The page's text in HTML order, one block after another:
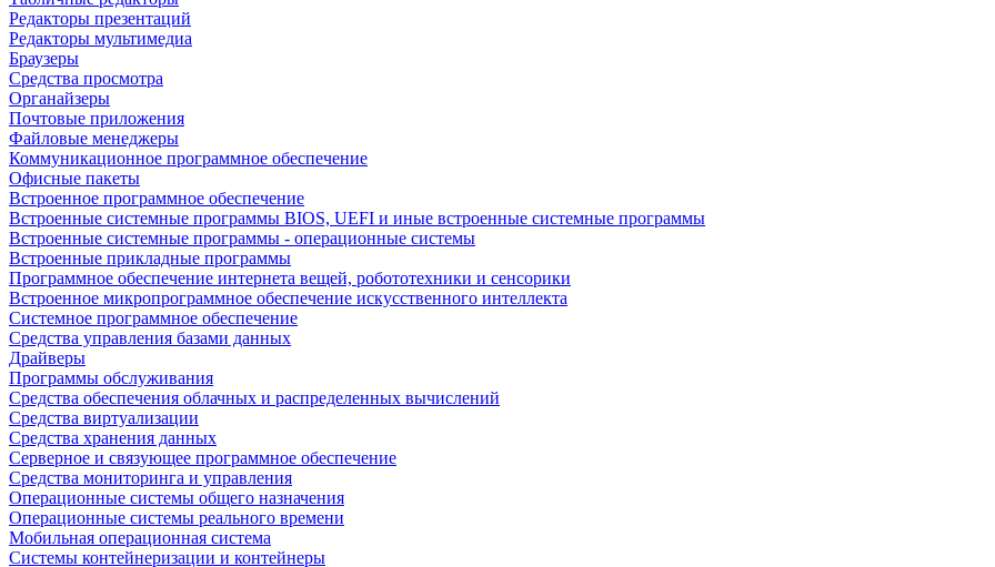
Редакторы презентаций
Редакторы мультимедиа
Браузеры
Средства просмотра
Органайзеры
Почтовые приложения
Файловые менеджеры
Коммуникационное программное обеспечение
Офисные пакеты
Встроенное программное обеспечение
Встроенные системные программы BIOS, UEFI и иные встроенные системные программы
Встроенные системные программы - операционные системы
Встроенные прикладные программы
Программное обеспечение интернета вещей, робототехники и сенсорики
Встроенное микропрограммное обеспечение искусственного интеллекта
Системное программное обеспечение
Средства управления базами данных
Драйверы
Программы обслуживания
Средства обеспечения облачных и распределенных вычислений
Средства виртуализации
Средства хранения данных
Серверное и связующее программное обеспечение
Средства мониторинга и управления
Операционные системы общего назначения
Операционные системы реального времени
Мобильная операционная система
Системы контейнеризации и контейнеры